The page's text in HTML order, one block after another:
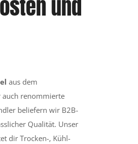
und
aus dem
auch renommierte
beliefern wir B2B-
Qualität. Unser
dir Trocken-, Kühl-